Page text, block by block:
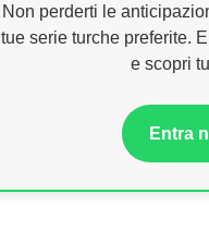
Non perderti le
tue serie turche preferite.
e scopri
Entra